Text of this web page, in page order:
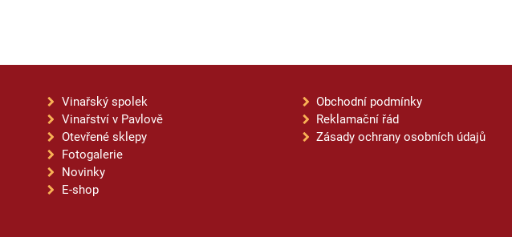
Vinařský spolek
Vinařství v Pavlově
Otevřené sklepy
Fotogalerie
Novinky
E-shop
Obchodní podmínky
Reklamační řád
Zásady ochrany osobních údajů